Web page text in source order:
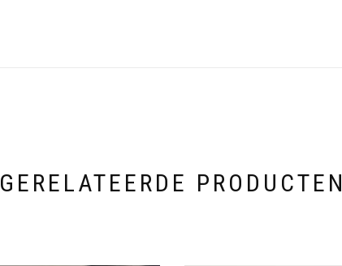
GERELATEERDE PRODUCTEN